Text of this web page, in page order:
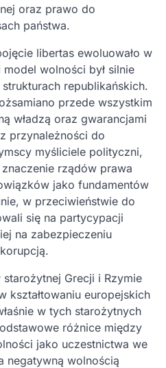
oraz prawo do
państwa.
libertas ewoluowało w
wolności był silnie
republikańskich.
przede wszystkim
władzą oraz gwarancjami
przynależności do
myśliciele polityczni,
rządów prawa
jako fundamentów
w przeciwieństwie do
się na partycypacji
na zabezpieczeniu
Grecji i Rzymie
kształtowaniu europejskich
w tych starożytnych
różnice między
jako uczestnictwa we
negatywną wolnością